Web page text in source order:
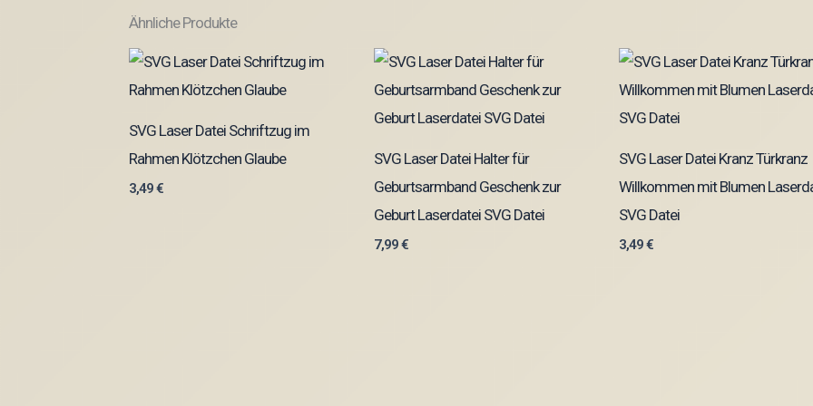
Ähnliche Produkte
SVG Laser Datei Schriftzug im
Rahmen Klötzchen Glaube
3,49€
SVG Laser Datei Halter für
Geburtsarmband Geschenk zur
Geburt Laserdatei SVG Datei
7,99€
SVG Laser Datei Kranz Türkranz
Willkommen mit Blumen
SVG Datei
3,49€